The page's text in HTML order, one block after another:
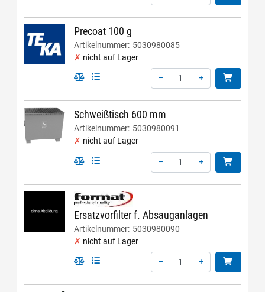
Precoat 100 g
Artikelnummer: 5030980085
nicht auf Lager
–
+
Schweißtisch 600 mm
Artikelnummer: 5030980091
nicht auf Lager
–
+
Ersatzvorfilter f. Absauganlagen
Artikelnummer: 5030980090
nicht auf Lager
–
+